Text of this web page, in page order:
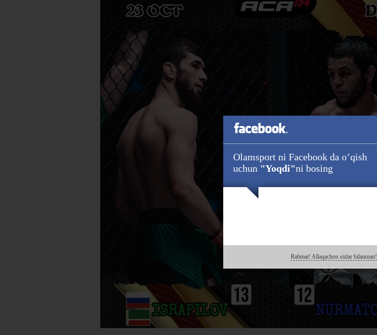
Olamsport ni Facebook da o’qish
uchun "Yoqdi"ni bosing
Rahmat! Allaqachon sizlar bilanman!